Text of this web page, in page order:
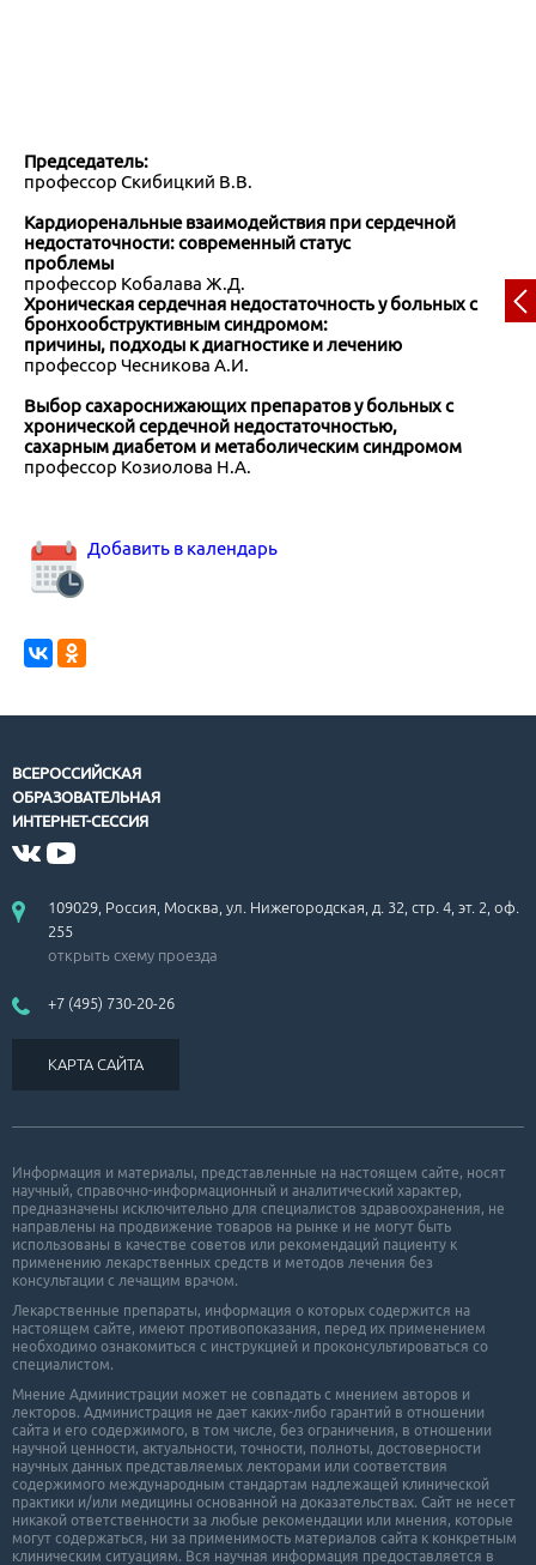
Председатель:
профессор Скибицкий В.В.
Кардиоренальные взаимодействия при сердечной
недостаточности: современный статус
проблемы
профессор Кобалава Ж.Д.
Хроническая сердечная недостаточность у больных с
бронхообструктивным синдромом:
причины, подходы к диагностике и лечению
профессор Чесникова А.И.
Выбор сахароснижающих препаратов у больных с
хронической сердечной недостаточностью,
сахарным диабетом и метаболическим синдромом
профессор Козиолова Н.А.
Добавить в календарь
ВСЕРОССИЙСКАЯ
ОБРАЗОВАТЕЛЬНАЯ
ИНТЕРНЕТ-СЕССИЯ
109029, Россия, Москва, ул. Нижегородская, д. 32, стр. 4, эт. 2, оф.
255
открыть схему проезда
+7 (495) 730-20-26
КАРТА САЙТА
Информация и материалы, представленные на настоящем сайте, носят
научный, справочно-информационный и аналитический характер,
предназначены исключительно для специалистов здравоохранения, не
направлены на продвижение товаров на рынке и не могут быть
использованы в качестве советов или рекомендаций пациенту к
применению лекарственных средств и методов лечения без
консультации с лечащим врачом.
Лекарственные препараты, информация о которых содержится на
настоящем сайте, имеют противопоказания, перед их применением
необходимо ознакомиться с инструкцией и проконсультироваться со
специалистом.
Мнение Администрации может не совпадать с мнением авторов и
лекторов. Администрация не дает каких-либо гарантий в отношении
cайта и его cодержимого, в том числе, без ограничения, в отношении
научной ценности, актуальности, точности, полноты, достоверности
научных данных представляемых лекторами или соответствия
содержимого международным стандартам надлежащей клинической
практики и/или медицины основанной на доказательствах. Сайт не несет
никакой ответственности за любые рекомендации или мнения, которые
могут содержаться, ни за применимость материалов сайта к конкретным
клиническим ситуациям. Вся научная информация предоставляется в